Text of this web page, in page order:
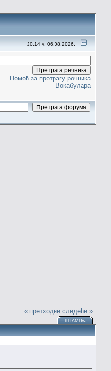
20.14 ч. 06.08.2026.
Помоћ за претрагу речника
Вокабулара
« претходне следеће »
ШТАМПАЈ